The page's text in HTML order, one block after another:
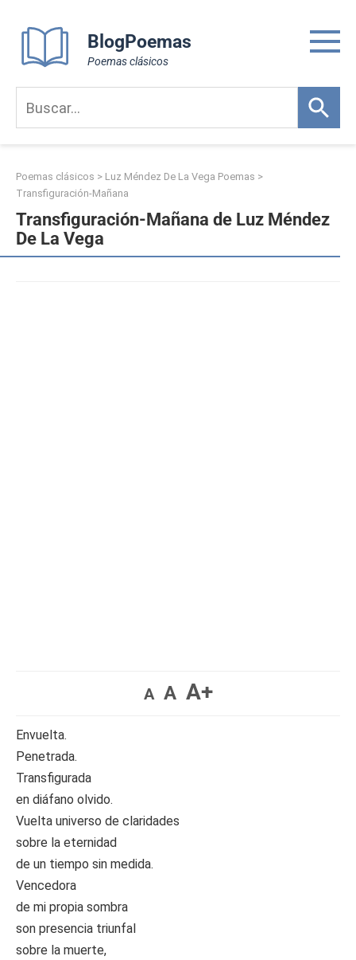
content
BlogPoemas
Poemas clásicos
Poemas clásicos > Luz Méndez De La Vega Poemas >
Transfiguración-Mañana
Transfiguración-Mañana de Luz Méndez
De La Vega
A A A+
Envuelta.
Penetrada.
Transfigurada
en diáfano olvido.
Vuelta universo de claridades
sobre la eternidad
de un tiempo sin medida.
Vencedora
de mi propia sombra
son presencia triunfal
sobre la muerte,